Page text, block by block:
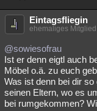
Eintagsfliegin
ehemaliges Mitglied
@sowiesofrau
Ist er denn eigtl auch
Möbel o.ä. zu euch
Was ist denn bei dir
seinen Eltern, wo es
bei rumgekommen?